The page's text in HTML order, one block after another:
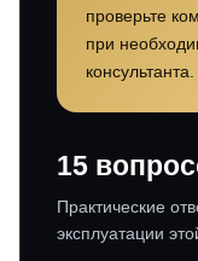
проверьте
при
консультанта.
15
Практические
эксплуатации